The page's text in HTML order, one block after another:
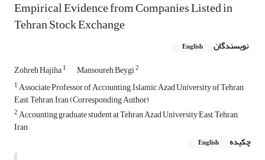
Empirical Evidence from Companies Listed in
Tehran Stock Exchange
نویسندگان English
Zohreh Hajiha1 Mansoureh Beygi2
1Associate Professor of Accounting, Islamic Azad University of Tehran
East, Tehran, Iran (Corresponding Author)
2Accounting graduate student at Tehran Azad University East, Tehran,
Iran
چکیده
English